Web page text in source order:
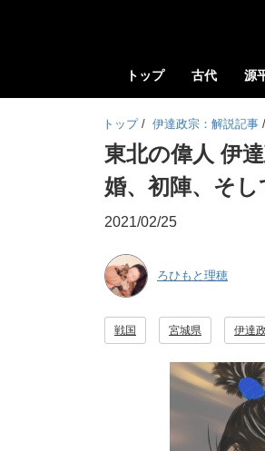
トップ 古代 源
トップ / 伊達政宗：解説記事 /
東北の偉人 伊
婚、初陣、そし
2021/02/25
ろひもと理穂
戦国 宮城県 伊達